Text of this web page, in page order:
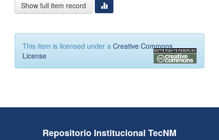
Show full item record
This item is licensed under a Creative Commons
License
Repositorio Institucional TecNM